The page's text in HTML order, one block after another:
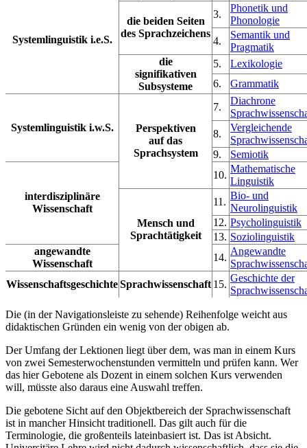
Systemlinguistik i.e.S.
die beiden Seiten
des Sprachzeichens
3.
Phonetik und
Phonologie
4.
Semantik und
Pragmatik
die
signifikativen
Subsysteme
5.
Lexikologie
6.
Grammatik
Systemlinguistik i.w.S.
Perspektiven
auf das
Sprachsystem
7.
Diachrone
8.
Vergleichende
9.
Semiotik
interdisziplinäre
Wissenschaft
10.
Mathematische
Linguistik
Mensch und
Sprachtätigkeit
11.
Bio- und
Neurolinguistik
12. Psycholinguistik
13. Soziolinguistik
angewandte
Wissenschaft
14.
Angewandte
WissenschaftsgeschichteSprachwissenschaft 15.
Geschichte der
Die (in der Navigationsleiste zu sehende) Reihenfolge weicht aus
didaktischen Gründen ein wenig von der obigen ab.
Der Umfang der Lektionen liegt über dem, was man in einem Kurs
von zwei Semesterwochenstunden vermitteln und prüfen kann. Wer
das hier Gebotene als Dozent in einem solchen Kurs verwenden
will, müsste also daraus eine Auswahl treffen.
Die gebotene Sicht auf den Objektbereich der Sprachwissenschaft
ist in mancher Hinsicht traditionell. Das gilt auch für die
Terminologie, die großenteils lateinbasiert ist. Das ist Absicht.